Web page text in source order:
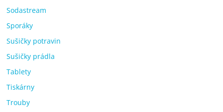
Sodastream
Sporáky
Sušičky potravin
Sušičky prádla
Tablety
Tiskárny
Trouby